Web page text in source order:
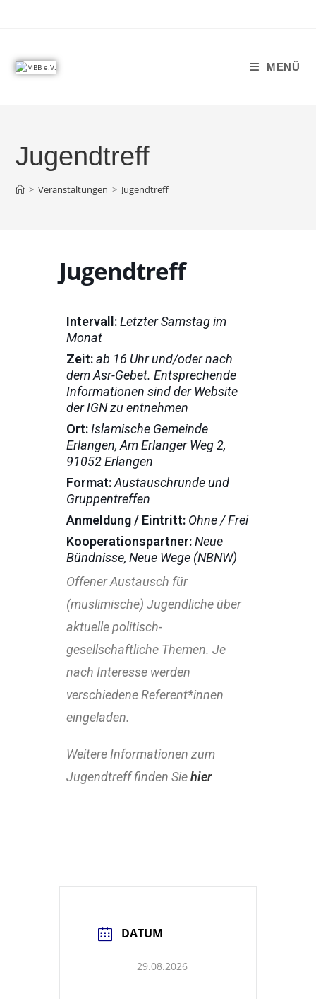
MENÜ
Jugendtreff
> Veranstaltungen > Jugendtreff
Jugendtreff
Intervall:Letzter Samstag im
Monat
Zeit:ab 16 Uhr und/oder nach
dem Asr-Gebet. Entsprechende
Informationen sind der Website
der IGN zu entnehmen
Ort:Islamische Gemeinde
Erlangen, Am Erlanger Weg 2,
91052 Erlangen
Format:Austauschrunde und
Gruppentreffen
Anmeldung / Eintritt: Ohne / Frei
Kooperationspartner:Neue
Bündnisse, Neue Wege (NBNW)
Offener Austausch für
(muslimische) Jugendliche über
aktuelle politisch-
gesellschaftliche Themen. Je
nach Interesse werden
verschiedene Referent*innen
eingeladen.
Weitere Informationen zum
Jugendtreff finden Siehier
DATUM
29.08.2026